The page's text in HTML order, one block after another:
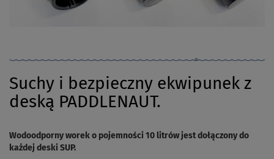
Suchy i bezpieczny ekwipunek z
deską PADDLENAUT.
Wodoodporny worek o pojemności 10 litrów jest dołączony do
każdej deski SUP.